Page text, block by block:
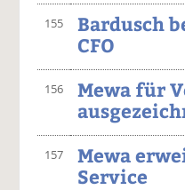
155
Bardusch
CFO
156
Mewa für
157
Mewa
Service